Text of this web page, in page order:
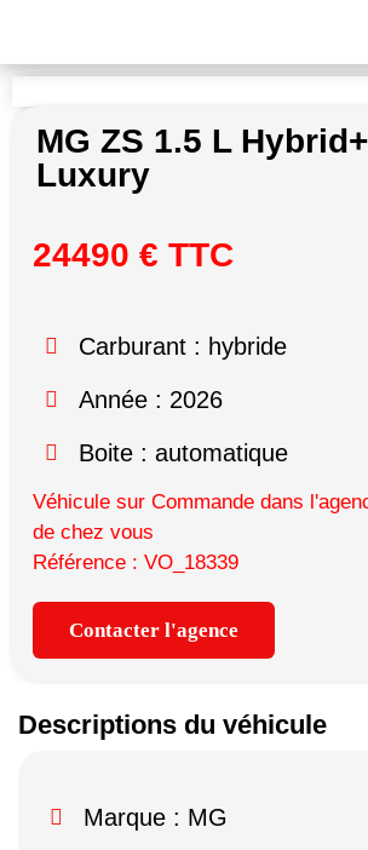
MG ZS 1.5 L
Luxury
24490 € TTC
Carburant : hybride
Année : 2026
Boite : automatique
Véhicule sur Commande dans
de chez vous
Référence : VO_18339
Contacter l'agence
Descriptions du véhicule
Marque : MG